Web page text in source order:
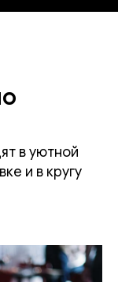
в уютной
и в кругу